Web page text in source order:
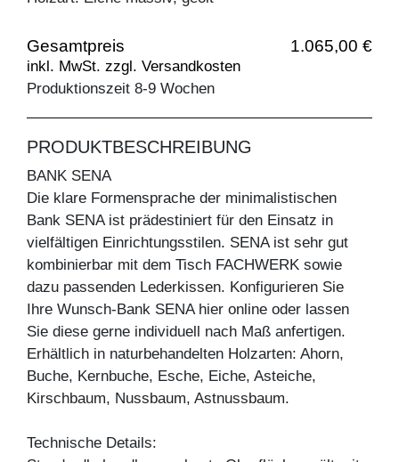
Gesamtpreis 1.065,00 €
inkl. MwSt. zzgl. Versandkosten
Produktionszeit 8-9 Wochen
PRODUKTBESCHREIBUNG
BANK SENA
Die klare Formensprache der minimalistischen
Bank SENA ist prädestiniert für den Einsatz in
vielfältigen Einrichtungsstilen. SENA ist sehr gut
kombinierbar mit dem Tisch FACHWERK sowie
dazu passenden Lederkissen. Konfigurieren Sie
Ihre Wunsch-Bank SENA hier online oder lassen
Sie diese gerne individuell nach Maß anfertigen.
Erhältlich in naturbehandelten Holzarten: Ahorn,
Buche, Kernbuche, Esche, Eiche, Asteiche,
Kirschbaum, Nussbaum, Astnussbaum.
Technische Details: